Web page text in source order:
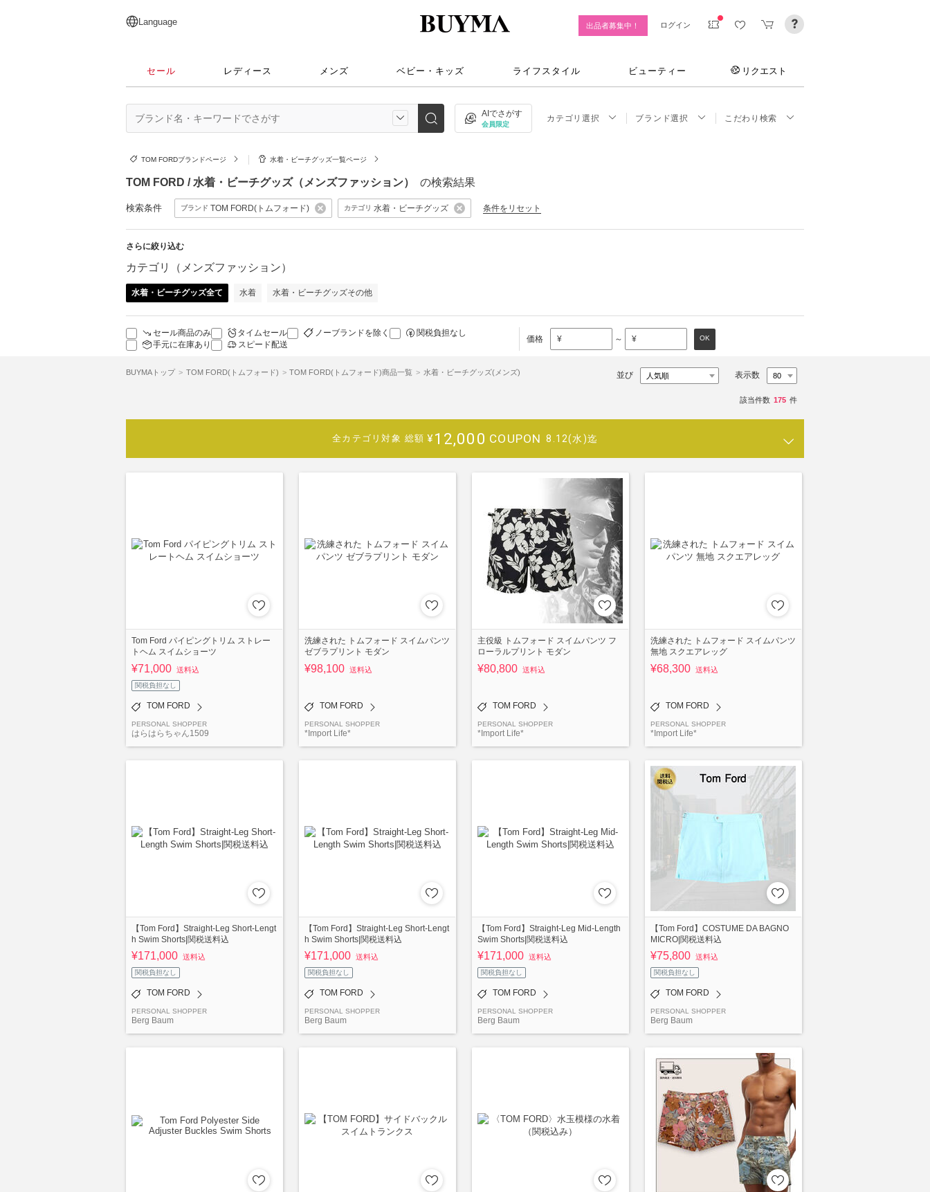
日本語
English
简体中文
繁體中文
Language 出品者募集中！ ログイン
セール レディース メンズ ベビー・キッズ ライフスタイル ビューティー リクエスト
AIでさがす
会員限定
カテゴリ選択 ブランド選択 こだわり検索
TOM FORDブランドページ 水着・ビーチグッズ一覧ページ
TOM FORD / 水着・ビーチグッズ（メンズファッション） の検索結果
検索条件 ブランド TOM FORD(トムフォード) カテゴリ 水着・ビーチグッズ 条件をリセット
さらに絞り込む
カテゴリ（メンズファッション）
水着・ビーチグッズ全て 水着 水着・ビーチグッズその他
セール商品のみ タイムセール ノーブランドを除く
関税負担なし
手元に在庫あり
スピード配送
価格 ¥ ～ ¥ OK
BUYMAトップ TOM FORD(トムフォード) TOM FORD(トムフォード)商品一覧 水着・ビーチグッズ(メンズ) 並び 表示数
該当件数 175 件
全カテゴリ対象 総額 ¥12,000 COUPON 8.12(水)迄
Tom Ford パイピングトリム ストレー
トヘム スイムショーツ
¥71,000 送料込
関税負担なし
TOM FORD
PERSONAL SHOPPER
はらはらちゃん1509
洗練された トムフォード スイムパンツ
ゼブラプリント モダン
¥98,100 送料込
TOM FORD
PERSONAL SHOPPER
*Import Life*
主役級 トムフォード スイムパンツ フ
ローラルプリント モダン
¥80,800 送料込
TOM FORD
PERSONAL SHOPPER
*Import Life*
洗練された トムフォード スイムパンツ
無地 スクエアレッグ
¥68,300 送料込
TOM FORD
PERSONAL SHOPPER
*Import Life*
【Tom Ford】Straight-Leg Short-Lengt
h Swim Shorts|関税送料込
¥171,000 送料込
関税負担なし
TOM FORD
PERSONAL SHOPPER
Berg Baum
【Tom Ford】Straight-Leg Short-Lengt
h Swim Shorts|関税送料込
¥171,000 送料込
関税負担なし
TOM FORD
PERSONAL SHOPPER
Berg Baum
【Tom Ford】Straight-Leg Mid-Length
Swim Shorts|関税送料込
¥171,000 送料込
関税負担なし
TOM FORD
PERSONAL SHOPPER
Berg Baum
【Tom Ford】COSTUME DA BAGNO
MICRO|関税送料込
¥75,800 送料込
関税負担なし
TOM FORD
PERSONAL SHOPPER
Berg Baum